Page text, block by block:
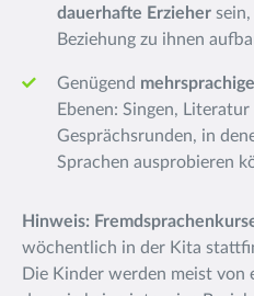
dauerhafte Erzieher
Beziehung zu ihnen
Genügend
Ebenen: Singen,
Gesprächsrunden, in
Sprachen ausprobieren
Hinweis:
wöchentlich in der Kita
Die Kinder werden meist von